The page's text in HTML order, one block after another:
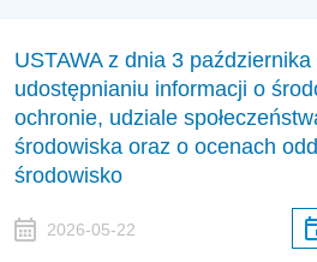
USTAWA z dnia 3
udostępnianiu informacji o
ochronie, udziale
środowiska oraz o ocenach
środowisko
2026-05-22